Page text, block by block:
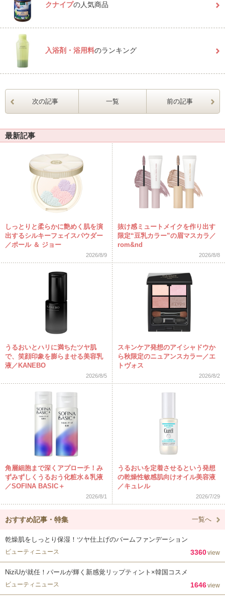
クナイプの人気商品
入浴剤・浴用料のランキング
次の記事 一覧 前の記事
最新記事
しっとりと柔らかに艶めく肌を演
出するシルキーフェイスパウダー
／ポール ＆ ジョー
2026/8/9
抜け感ミュートメイクを作り出す
限定“豆乳カラー”の眉マスカラ／
rom&nd
2026/8/8
うるおいとハリに満ちたツヤ肌
で、笑顔印象を膨らませる美容乳
液／KANEBO
2026/8/5
スキンケア発想のアイシャドウか
ら秋限定のニュアンスカラー／エ
トヴォス
2026/8/2
角層細胞まで深くアプローチ！み
ずみずしくうるおう化粧水＆乳液
／SOFINA BASIC＋
2026/8/1
うるおいを定着させるという発想
の乾燥性敏感肌向けオイル美容液
／キュレル
2026/7/29
おすすめ記事・特集 一覧へ
乾燥肌をしっとり保湿！ツヤ仕上げのバームファンデーション
ビューティニュース 3360view
NiziUが就任！パールが輝く新感覚リップティント×韓国コスメ
ビューティニュース 1646view